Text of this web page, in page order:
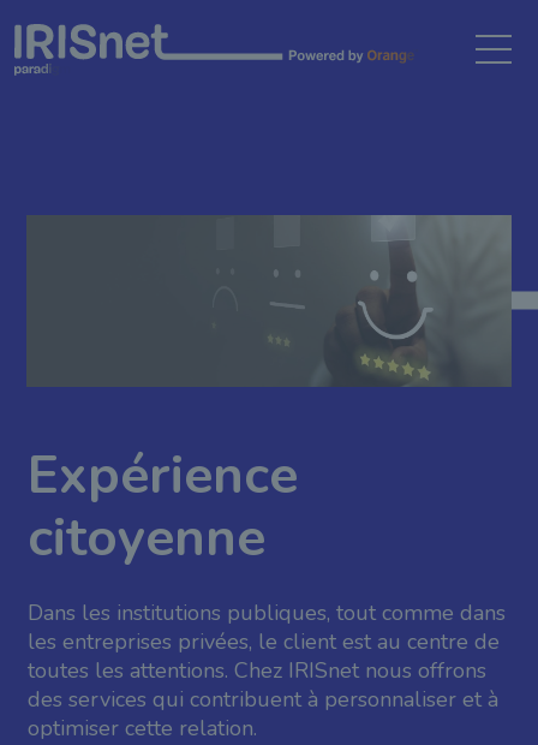
Expérience
citoyenne
Dans les institutions publiques, tout comme dans
les entreprises privées, le client est au centre de
toutes les attentions. Chez IRISnet nous offrons
des services qui contribuent à personnaliser et à
optimiser cette relation.